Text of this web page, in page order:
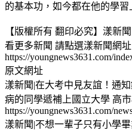
的基本功，如今都在他的學習
【版權所有 翻印必究】漾新
看更多新聞 請點選漾新聞網
https://youngnews3631.com/
原文網址
漾新聞|在大考中見友誼！通
病的同學遞補上國立大學 高市
https://youngnews3631.com/
漾新聞|不想一輩子只有小學